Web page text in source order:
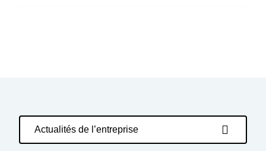
Actualités de l’entreprise